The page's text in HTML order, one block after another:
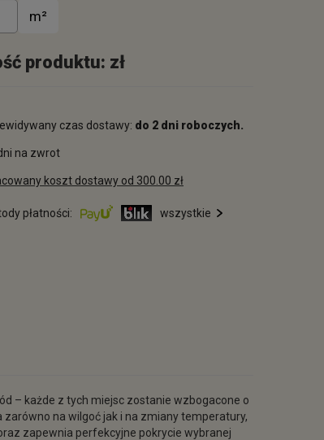
produktu: zł
czas dostawy: do 2 dni roboczych.
na zwrot
koszt dostawy od 300.00 zł
płatności: wszystkie
– każde z tych miejsc zostanie wzbogacone o
zarówno na wilgoć jak i na zmiany temperatury,
zapewnia perfekcyjne pokrycie wybranej